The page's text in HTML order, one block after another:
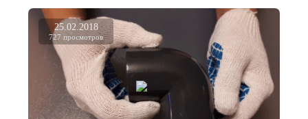
25.02.2018
727 просмотров